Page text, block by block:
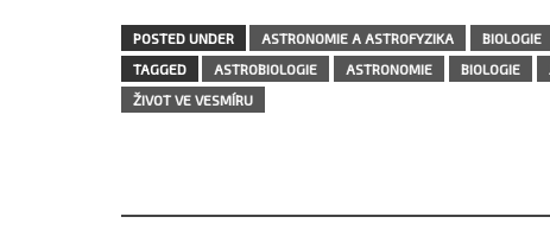
POSTED UNDER ASTRONOMIE A ASTROFYZIKA BIOLOGIE
TAGGED
ASTROBIOLOGIE ASTRONOMIE BIOLOGIE
ŽIVOT VE VESMÍRU